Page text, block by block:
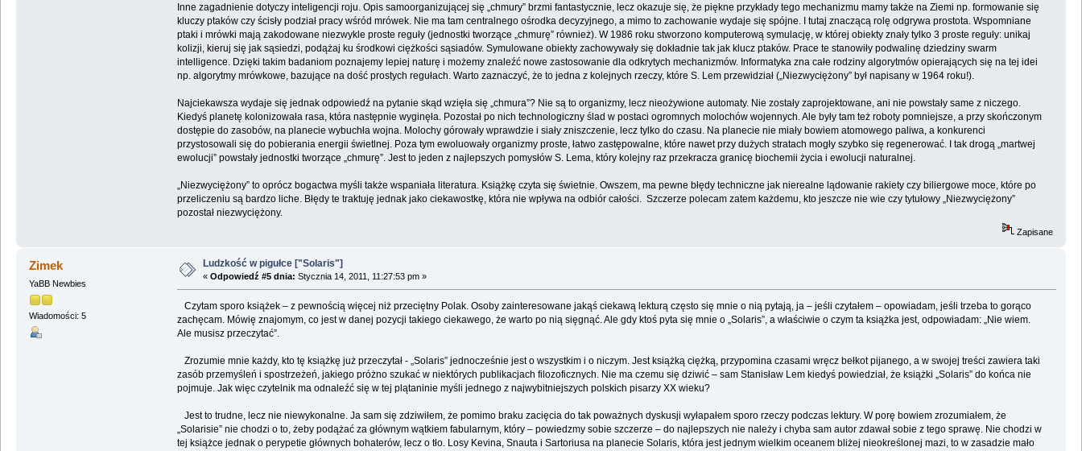
Inne zagadnienie dotyczy inteligencji roju. Opis samoorganizującej się „chmury” brzmi fantastycznie, lecz okazuje się, że piękne przykłady tego mechanizmu mamy także na Ziemi np. formowanie się
kluczy ptaków czy ścisły podział pracy wśród mrówek. Nie ma tam centralnego ośrodka decyzyjnego, a mimo to zachowanie wydaje się spójne. I tutaj znaczącą rolę odgrywa prostota. Wspomniane
ptaki i mrówki mają zakodowane niezwykle proste reguły (jednostki tworzące „chmurę” również). W 1986 roku stworzono komputerową symulację, w której obiekty znały tylko 3 proste reguły: unikaj
kolizji, kieruj się jak sąsiedzi, podążaj ku środkowi ciężkości sąsiadów. Symulowane obiekty zachowywały się dokładnie tak jak klucz ptaków. Prace te stanowiły podwalinę dziedziny swarm
intelligence. Dzięki takim badaniom poznajemy lepiej naturę i możemy znaleźć nowe zastosowanie dla odkrytych mechanizmów. Informatyka zna całe rodziny algorytmów opierających się na tej idei
np. algorytmy mrówkowe, bazujące na dość prostych regułach. Warto zaznaczyć, że to jedna z kolejnych rzeczy, które S. Lem przewidział („Niezwyciężony” był napisany w 1964 roku!).
Najciekawsza wydaje się jednak odpowiedź na pytanie skąd wzięła się „chmura”? Nie są to organizmy, lecz nieożywione automaty. Nie zostały zaprojektowane, ani nie powstały same z niczego.
Kiedyś planetę kolonizowała rasa, która następnie wyginęła. Pozostał po nich technologiczny ślad w postaci ogromnych molochów wojennych. Ale były tam też roboty pomniejsze, a przy skończonym
dostępie do zasobów, na planecie wybuchła wojna. Molochy górowały wprawdzie i siały zniszczenie, lecz tylko do czasu. Na planecie nie miały bowiem atomowego paliwa, a konkurenci
przystosowali się do pobierania energii świetlnej. Poza tym ewoluowały organizmy proste, łatwo zastępowalne, które nawet przy dużych stratach mogły szybko się regenerować. I tak drogą „martwej
ewolucji” powstały jednostki tworzące „chmurę”. Jest to jeden z najlepszych pomysłów S. Lema, który kolejny raz przekracza granicę biochemii życia i ewolucji naturalnej.
„Niezwyciężony” to oprócz bogactwa myśli także wspaniała literatura. Książkę czyta się świetnie. Owszem, ma pewne błędy techniczne jak nierealne lądowanie rakiety czy biliergowe moce, które po
przeliczeniu są bardzo liche. Błędy te traktuję jednak jako ciekawostkę, która nie wpływa na odbiór całości. Szczerze polecam zatem każdemu, kto jeszcze nie wie czy tytułowy „Niezwyciężony”
pozostał niezwyciężony.
Zapisane
Zimek
YaBB Newbies
Wiadomości: 5
Ludzkość w pigułce ["Solaris"]
« Odpowiedź #5 dnia: Stycznia 14, 2011, 11:27:53 pm »
Czytam sporo książek – z pewnością więcej niż przeciętny Polak. Osoby zainteresowane jakąś ciekawą lekturą często się mnie o nią pytają, ja – jeśli czytałem – opowiadam, jeśli trzeba to gorąco
zachęcam. Mówię znajomym, co jest w danej pozycji takiego ciekawego, że warto po nią sięgnąć. Ale gdy ktoś pyta się mnie o „Solaris”, a właściwie o czym ta książka jest, odpowiadam: „Nie wiem.
Ale musisz przeczytać”.
Zrozumie mnie każdy, kto tę książkę już przeczytał - „Solaris” jednocześnie jest o wszystkim i o niczym. Jest książką ciężką, przypomina czasami wręcz bełkot pijanego, a w swojej treści zawiera taki
zasób przemyśleń i spostrzeżeń, jakiego próżno szukać w niektórych publikacjach filozoficznych. Nie ma czemu się dziwić – sam Stanisław Lem kiedyś powiedział, że książki „Solaris” do końca nie
pojmuje. Jak więc czytelnik ma odnaleźć się w tej plątaninie myśli jednego z najwybitniejszych polskich pisarzy XX wieku?
Jest to trudne, lecz nie niewykonalne. Ja sam się zdziwiłem, że pomimo braku zacięcia do tak poważnych dyskusji wyłapałem sporo rzeczy podczas lektury. W porę bowiem zrozumiałem, że
„Solarisie” nie chodzi o to, żeby podążać za głównym wątkiem fabularnym, który – powiedzmy sobie szczerze – do najlepszych nie należy i chyba sam autor zdawał sobie z tego sprawę. Nie chodzi w
tej książce jednak o perypetie głównych bohaterów, lecz o tło. Losy Kevina, Snauta i Sartoriusa na planecie Solaris, która jest jednym wielkim oceanem bliżej nieokreślonej mazi, to w zasadzie mało